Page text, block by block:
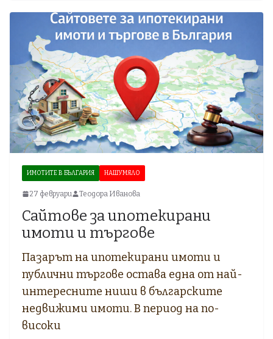
ИМОТИТЕ В БЪЛГАРИЯ НАШУМЯЛО
27 февруари Теодора Иванова
Сайтове за ипотекирани
имоти и търгове
Пазарът на ипотекирани имоти и
публични търгове остава една от най-
интересните ниши в българските
недвижими имоти. В период на по-
високи